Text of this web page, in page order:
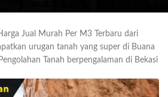
Jual Murah Per M3 Terbaru dari
urugan tanah yang super di Buana
Tanah berpengalaman di Bekasi